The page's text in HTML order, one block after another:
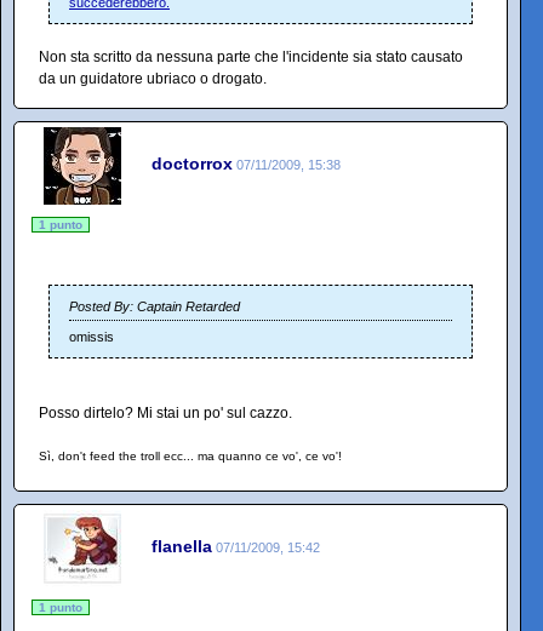
Non sta scritto da nessuna parte che l'incidente sia stato causato
da un guidatore ubriaco o drogato.
doctorrox 07/11/2009, 15:38
1 punto
Posted By: Captain Retarded
omissis
Posso dirtelo? Mi stai un po' sul cazzo.
Sì, don't feed the troll ecc... ma quanno ce vo', ce vo'!
flanella 07/11/2009, 15:42
1 punto